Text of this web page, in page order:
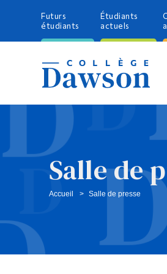
Futurs
étudiants
Étudiants
actuels
Salle de
Accueil Salle de presse